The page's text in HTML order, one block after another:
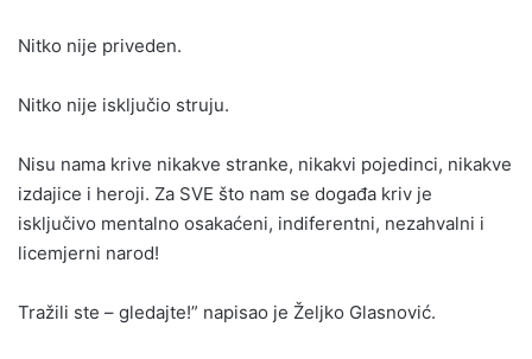
Nitko nije priveden.
Nitko nije isključio struju.
Nisu nama krive nikakve stranke, nikakvi pojedinci, nikakve
izdajice i heroji. Za SVE što nam se događa kriv je
isključivo mentalno osakaćeni, indiferentni, nezahvalni i
licemjerni narod!
Tražili ste – gledajte!” napisao je Željko Glasnović.